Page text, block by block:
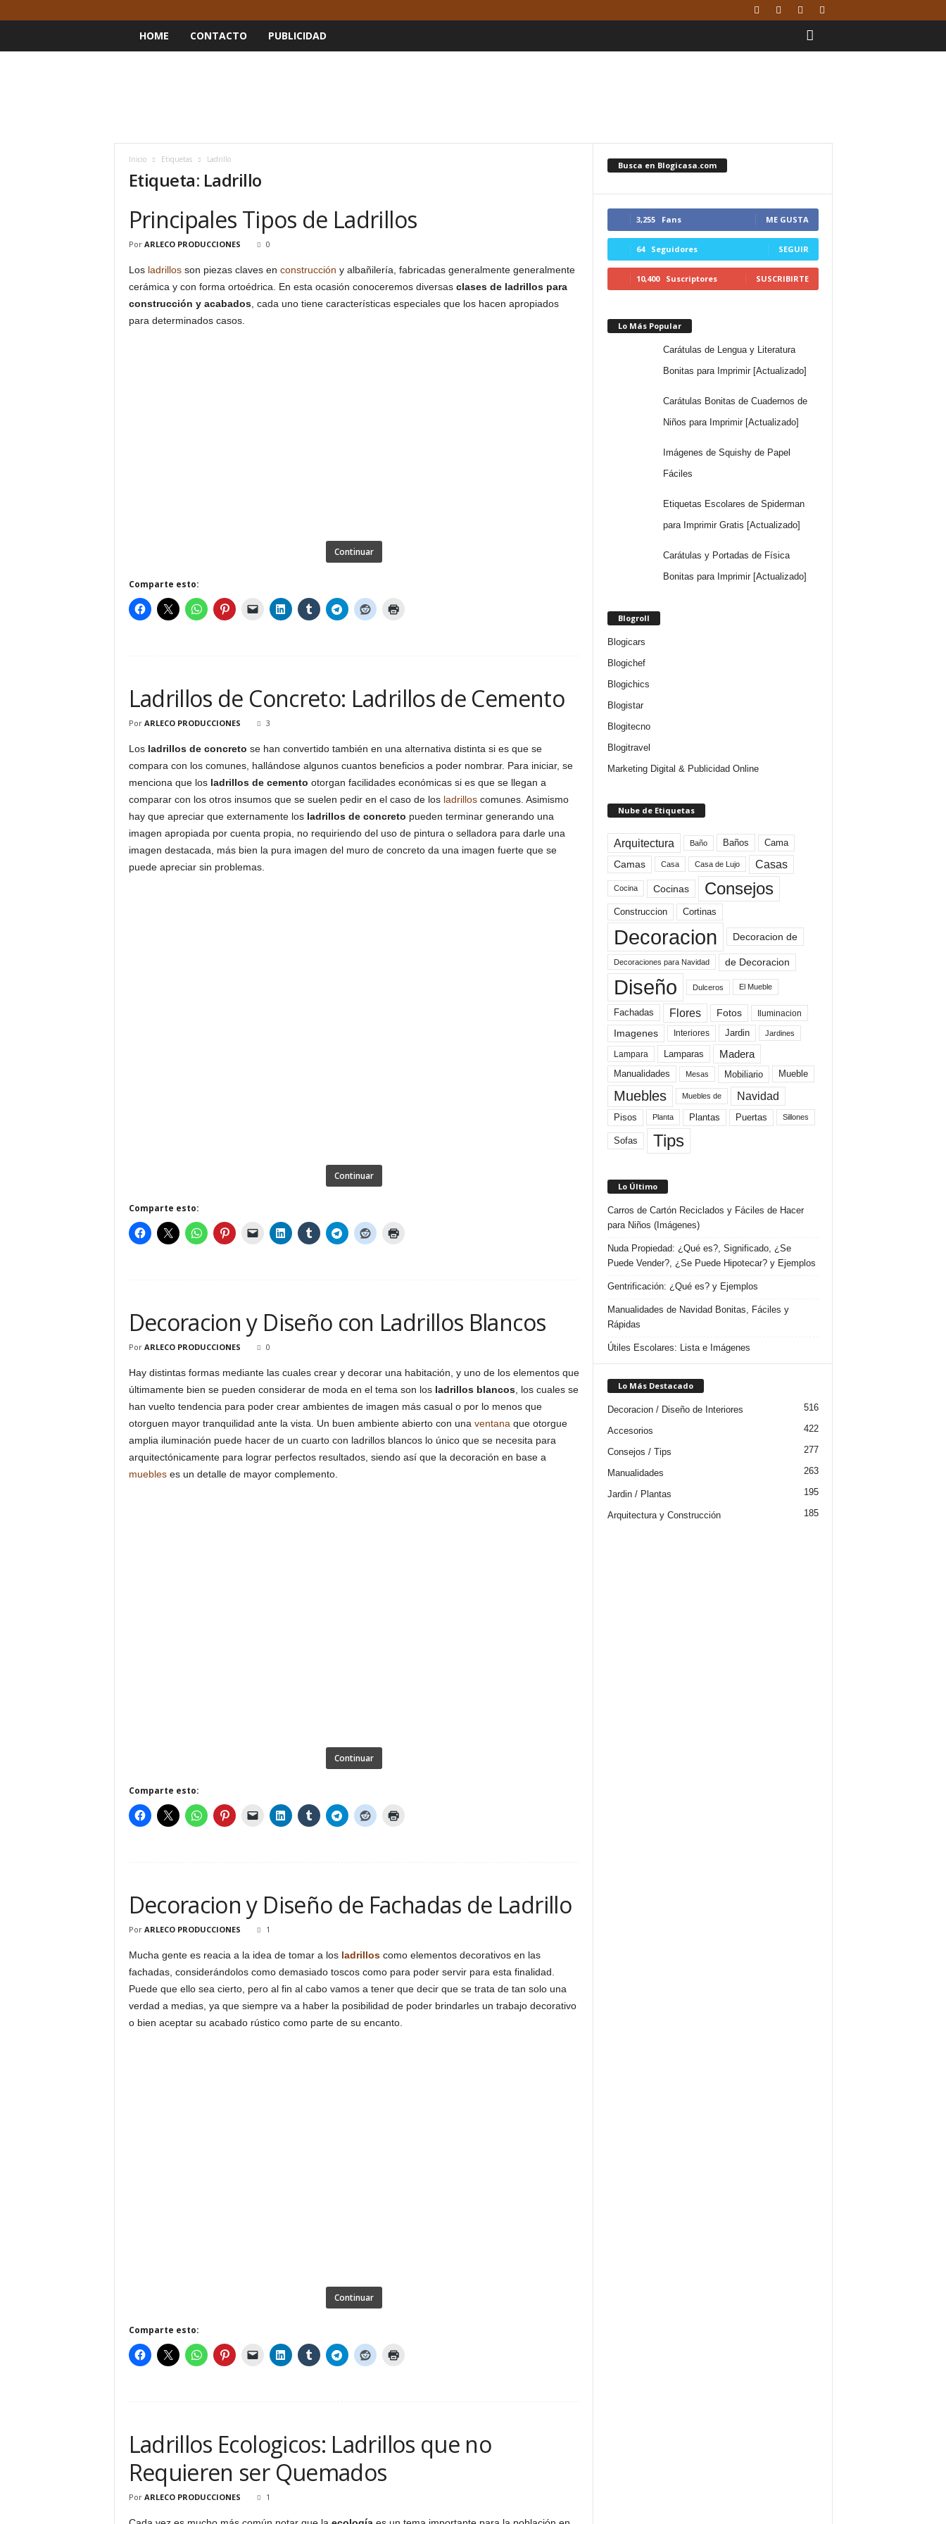
HOME CONTACTO PUBLICIDAD
Inicio Etiquetas Ladrillo
Etiqueta: Ladrillo
Principales Tipos de Ladrillos
Por ARLECO PRODUCCIONES 0
Los ladrillosson piezas claves en construcción y albañilería, fabricadas generalmente generalmente
cerámica y con forma ortoédrica. En esta ocasión conoceremos diversas clases de ladrillos para
construcción y acabados, cada uno tiene características especiales que los hacen apropiados
para determinados casos.
Continuar
Comparte esto:
Ladrillos de Concreto: Ladrillos de Cemento
Por ARLECO PRODUCCIONES 3
Los ladrillos de concreto se han convertido también en una alternativa distinta si es que se
compara con los comunes, hallándose algunos cuantos beneficios a poder nombrar. Para iniciar, se
menciona que los ladrillos de cemento otorgan facilidades económicas si es que se llegan a
comparar con los otros insumos que se suelen pedir en el caso de los ladrilloscomunes. Asimismo
hay que apreciar que externamente los ladrillos de concreto pueden terminar generando una
imagen apropiada por cuenta propia, no requiriendo del uso de pintura o selladora para darle una
imagen destacada, más bien la pura imagen del muro de concreto da una imagen fuerte que se
puede apreciar sin problemas.
Continuar
Comparte esto:
Decoracion y Diseño con Ladrillos Blancos
Por ARLECO PRODUCCIONES 0
Hay distintas formas mediante las cuales crear y decorar una habitación, y uno de los elementos que
últimamente bien se pueden considerar de moda en el tema son los ladrillos blancos, los cuales se
han vuelto tendencia para poder crear ambientes de imagen más casual o por lo menos que
otorguen mayor tranquilidad ante la vista. Un buen ambiente abierto con una ventana que otorgue
amplia iluminación puede hacer de un cuarto con ladrillos blancos lo único que se necesita para
arquitectónicamente para lograr perfectos resultados, siendo así que la decoración en base a
muebleses un detalle de mayor complemento.
Continuar
Comparte esto:
Decoracion y Diseño de Fachadas de Ladrillo
Por ARLECO PRODUCCIONES 1
Mucha gente es reacia a la idea de tomar a los ladrilloscomo elementos decorativos en las
fachadas, considerándolos como demasiado toscos como para poder servir para esta finalidad.
Puede que ello sea cierto, pero al fin al cabo vamos a tener que decir que se trata de tan solo una
verdad a medias, ya que siempre va a haber la posibilidad de poder brindarles un trabajo decorativo
o bien aceptar su acabado rústico como parte de su encanto.
Continuar
Comparte esto:
Ladrillos Ecologicos: Ladrillos que no
Requieren ser Quemados
Por ARLECO PRODUCCIONES 1
Busca en Blogicasa.com
3,255 Fans ME GUSTA
64 Seguidores SEGUIR
10,400 Suscriptores SUSCRIBIRTE
Lo Más Popular
Carátulas de Lengua y Literatura
Bonitas para Imprimir [Actualizado]
Carátulas Bonitas de Cuadernos de
Niños para Imprimir [Actualizado]
Imágenes de Squishy de Papel
Fáciles
Etiquetas Escolares de Spiderman
para Imprimir Gratis [Actualizado]
Carátulas y Portadas de Física
Bonitas para Imprimir [Actualizado]
Blogroll
Blogicars
Blogichef
Blogichics
Blogistar
Blogitecno
Blogitravel
Marketing Digital & Publicidad Online
Nube de Etiquetas
Arquitectura Baño Baños Cama
Camas Casa Casa de Lujo Casas
Cocina Cocinas Consejos
Construccion Cortinas
Decoracion Decoracion de
Decoraciones para Navidad de Decoracion
Diseño Dulceros El Mueble
Fachadas Flores Fotos Iluminacion
Imagenes Interiores Jardin Jardines
Lampara Lamparas Madera
Manualidades Mesas Mobiliario Mueble
Muebles Muebles de Navidad
Pisos Planta Plantas Puertas Sillones
Sofas Tips
Lo Último
Carros de Cartón Reciclados y Fáciles de Hacer
para Niños (Imágenes)
Nuda Propiedad: ¿Qué es?, Significado, ¿Se
Puede Vender?, ¿Se Puede Hipotecar? y Ejemplos
Gentrificación: ¿Qué es? y Ejemplos
Manualidades de Navidad Bonitas, Fáciles y
Rápidas
Útiles Escolares: Lista e Imágenes
Lo Más Destacado
Decoracion / Diseño de Interiores 516
Accesorios 422
Consejos / Tips 277
Manualidades 263
Jardin / Plantas 195
Arquitectura y Construcción 185